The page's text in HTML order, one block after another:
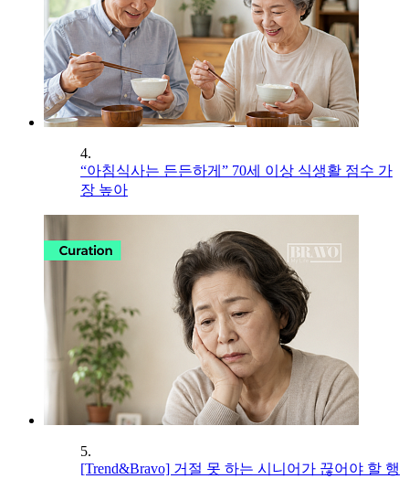
4.
“아침식사는 든든하게” 70세 이상 식생활 점수 가
장 높아
5.
[Trend&Bravo] 거절 못 하는 시니어가 끊어야 할 행